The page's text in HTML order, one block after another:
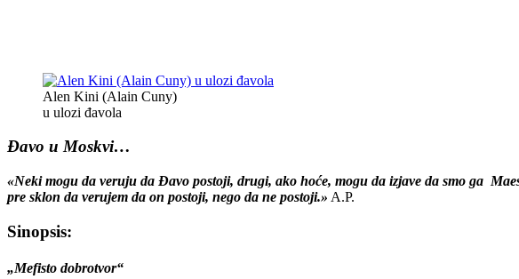
Alen Kini (Alain Cuny)
u ulozi đavola
Đavo u Moskvi…
«Neki mogu da veruju da Đavo postoji, drugi, ako hoće, mogu da izjave da smo ga
pre sklon da verujem da on postoji, nego da ne postoji.» A.P.
Sinopsis:
„Mefisto dobrotvor“